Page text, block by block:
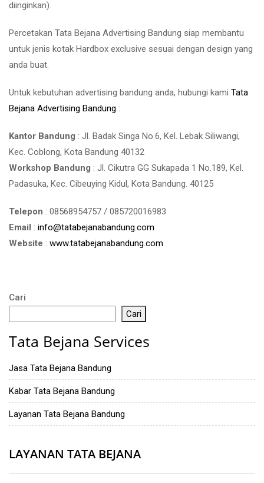
diinginkan).
Percetakan Tata Bejana Advertising Bandung siap membantu
untuk jenis kotak Hardbox exclusive sesuai dengan design yang
anda buat.
Untuk kebutuhan advertising bandung anda, hubungi kami Tata
Bejana Advertising Bandung :
Kantor Bandung : Jl. Badak Singa No.6, Kel. Lebak Siliwangi,
Kec. Coblong, Kota Bandung 40132
Workshop Bandung : Jl. Cikutra GG Sukapada 1 No.189, Kel.
Padasuka, Kec. Cibeuying Kidul, Kota Bandung. 40125
Telepon : 08568954757 / 085720016983
Email : info@tatabejanabandung.com
Website : www.tatabejanabandung.com
Cari
Cari
Tata Bejana Services
Jasa Tata Bejana Bandung
Kabar Tata Bejana Bandung
Layanan Tata Bejana Bandung
LAYANAN TATA BEJANA